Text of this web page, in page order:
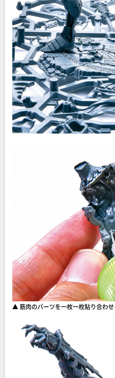
▲ 筋肉のパーツを一枚一枚貼り合わ